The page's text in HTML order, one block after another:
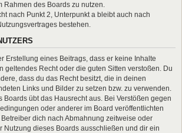
Rahmen des Boards zu nutzen.
nach Punkt 2, Unterpunkt a bleibt auch nach
bestehen.
Erstellung eines Beitrags, dass er keine Inhalte
geltendes Recht oder die guten Sitten verstoßen. Du
dass du das Recht besitzt, die in deinen
Links und Bilder zu setzen bzw. zu verwenden.
Boards übt das Hausrecht aus. Bei Verstößen gegen
oder anderer im Board veröffentlichten
dich nach Abmahnung zeitweise oder
Nutzung dieses Boards ausschließen und dir ein